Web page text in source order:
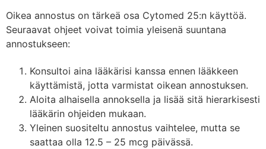
Oikea annostus on tärkeä osa Cytomed 25:n käyttöä.
Seuraavat ohjeet voivat toimia yleisenä suuntana
annostukseen:
Konsultoi aina lääkärisi kanssa ennen lääkkeen
käyttämistä, jotta varmistat oikean annostuksen.
Aloita alhaisella annoksella ja lisää sitä hierarkisesti
lääkärin ohjeiden mukaan.
Yleinen suositeltu annostus vaihtelee, mutta se
saattaa olla 12.5 – 25 mcg päivässä.